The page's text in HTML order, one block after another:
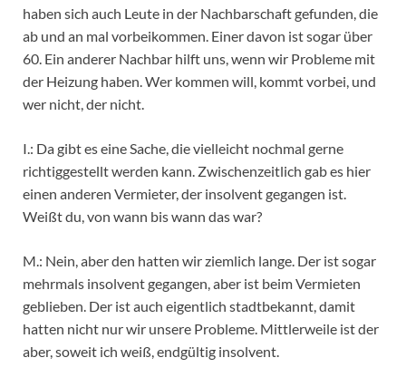
haben sich auch Leute in der Nachbarschaft gefunden, die
ab und an mal vorbeikommen. Einer davon ist sogar über
60. Ein anderer Nachbar hilft uns, wenn wir Probleme mit
der Heizung haben. Wer kommen will, kommt vorbei, und
wer nicht, der nicht.
I.: Da gibt es eine Sache, die vielleicht nochmal gerne
richtiggestellt werden kann. Zwischenzeitlich gab es hier
einen anderen Vermieter, der insolvent gegangen ist.
Weißt du, von wann bis wann das war?
M.: Nein, aber den hatten wir ziemlich lange. Der ist sogar
mehrmals insolvent gegangen, aber ist beim Vermieten
geblieben. Der ist auch eigentlich stadtbekannt, damit
hatten nicht nur wir unsere Probleme. Mittlerweile ist der
aber, soweit ich weiß, endgültig insolvent.